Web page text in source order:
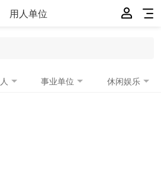
用人单位
事业单位 休闲娱乐